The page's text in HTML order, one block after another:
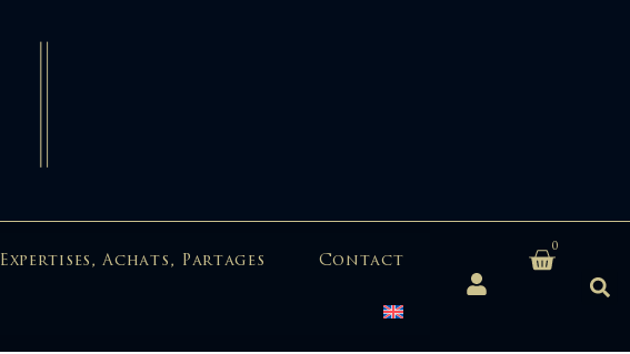
Expertises, Achats, Partages Contact
0